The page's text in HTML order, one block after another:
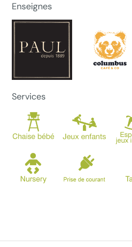
Enseignes
Services